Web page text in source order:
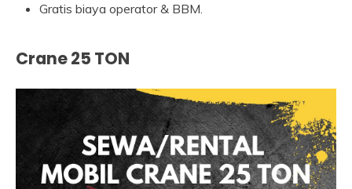
Gratis biaya operator & BBM.
Crane 25 TON